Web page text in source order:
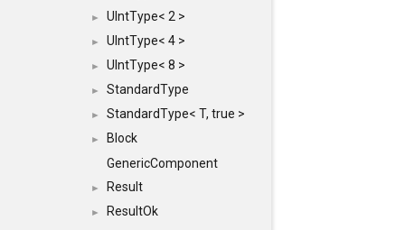
► UIntType< 2 >
► UIntType< 4 >
► UIntType< 8 >
► StandardType
► StandardType< T, true >
►
Block
GenericComponent
► Result
►
ResultOk